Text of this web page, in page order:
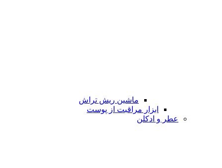
ماشین ریش تراش
ابزار مراقبت از پوست
عطر و ادکلن